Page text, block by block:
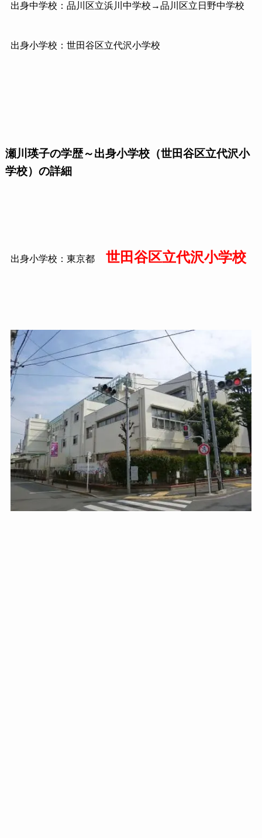
出身中学校：品川区立浜川中学校→品川区立日野中学校
出身小学校：世田谷区立代沢小学校
瀬川瑛子の学歴～出身小学校（世田谷区立代沢小
学校）の詳細
出身小学校：東京都 世田谷区立代沢小学校